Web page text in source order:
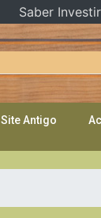
Site Antigo
Saber Investir